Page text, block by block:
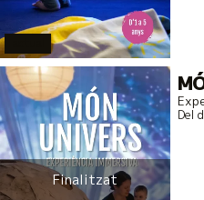
Finalitzat
Del